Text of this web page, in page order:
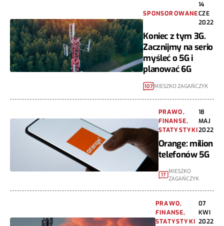
SPONSOROWANE
14
CZE
2022
Koniec z tym 3G.
Zacznijmy na serio
myśleć o 5G i
planować 6G
107 MIESZKO ZAGAŃCZYK
PRAWO,
FINANSE,
STATYSTYKI
18
MAJ
2022
Orange: milion
telefonów 5G
17 MIESZKO
ZAGAŃCZYK
PRAWO,
FINANSE,
STATYSTYKI
07
KWI
2022